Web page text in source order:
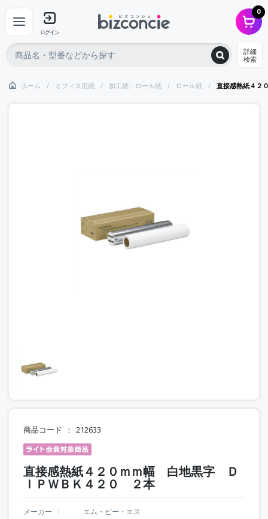
ログイン
0
詳細
検索
ホーム オフィス用紙 加工紙・ロール紙 ロール紙 直接感熱紙４
商品コード 212633
直接感熱紙４２０ｍｍ幅 白地黒字 Ｄ
ＩＰＷＢＫ４２０ ２本
メーカー
エム・ビー・エス